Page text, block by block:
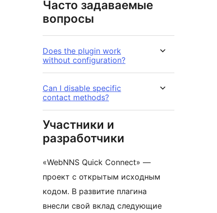
Часто задаваемые
вопросы
Does the plugin work
without configuration?
Can I disable specific
contact methods?
Участники и
разработчики
«WebNNS Quick Connect» —
проект с открытым исходным
кодом. В развитие плагина
внесли свой вклад следующие